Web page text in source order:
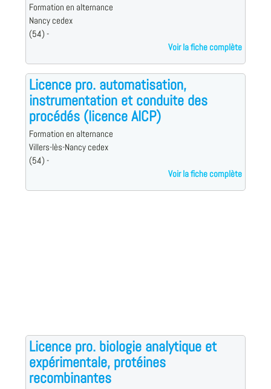
Formation en alternance
Nancy cedex
(54) -
Voir la fiche complète
Licence pro. automatisation,
instrumentation et conduite des
procédés (licence AICP)
Formation en alternance
Villers-lès-Nancy cedex
(54) -
Voir la fiche complète
Licence pro. biologie analytique et
expérimentale, protéines
recombinantes